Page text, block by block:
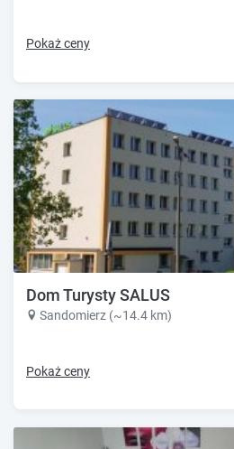
Pokaż ceny
Dom Turysty SALUS
Sandomierz (~14.4 km)
Pokaż ceny